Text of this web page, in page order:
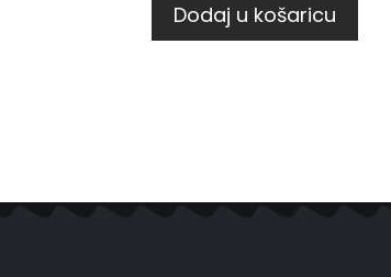
Dodaj u košaricu